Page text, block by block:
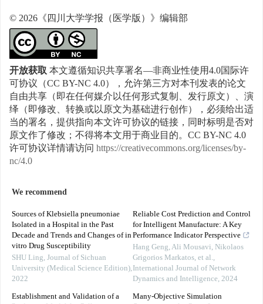
© 2026《四川大学学报（医学版）》编辑部
开放获取本文遵循知识共享署名—非商业性使用4.0国际许
可协议（CC BY-NC 4.0），允许第三方对本刊发表的论文
自由共享（即在任何媒介以任何形式复制、发行原文）、演
绎（即修改、转换或以原文为基础进行创作），必须给出适
当的署名，提供指向本文许可协议的链接，同时标明是否对
原文作了修改；不得将本文用于商业目的。CC BY-NC 4.0
许可协议详情请访问 https://creativecommons.org/licenses/by-
nc/4.0
We recommend
Sources of Klebsiella pneumoniae
Isolated in a Hospital in the Past
Decade and Trends and Changes of in
vitro Drug Susceptibility
SHU Ling, Journal of Sichuan
University (Medical Science Edition),
2022
Establishment and Validation of a
Reliable Cost Prediction and Control
for Intelligent Manufacture: A Key
Performance Indicator Perspective
Hang Geng, Ali Mousavi, Nikolaos
Grigorios Markatos, et al.,
International Journal of Network
Dynamics and Intelligence, 2024
Many-Objective Simulation